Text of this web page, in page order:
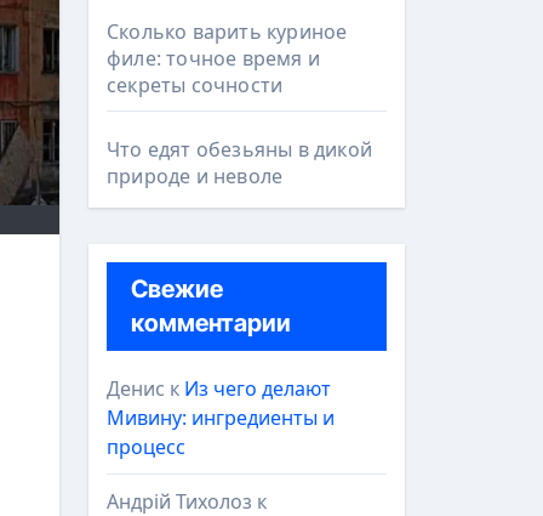
Сколько варить куриное
филе: точное время и
секреты сочности
Что едят обезьяны в дикой
природе и неволе
Свежие
комментарии
Денис к Из чего делают
Мивину: ингредиенты и
процесс
Андрій Тихолоз к